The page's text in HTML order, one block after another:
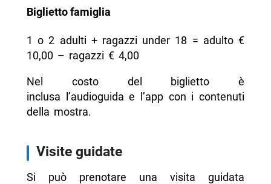
Biglietto famiglia
1 o 2 adulti + ragazzi under 18 = adulto €
10,00 – ragazzi € 4,00
Nel costo del biglietto è
inclusa l’audioguida e l’app con i contenuti
della mostra.
Visite guidate
Si può prenotare una visita guidata